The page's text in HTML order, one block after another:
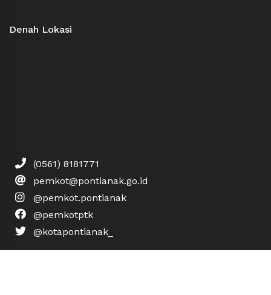
Denah Lokasi
(0561) 8181771
pemkot@pontianak.go.id
@pemkot.pontianak
@pemkotptk
@kotapontianak_